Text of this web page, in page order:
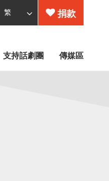
支持話劇團 傳媒區
捐款